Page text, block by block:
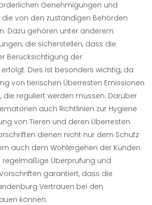
Genehmigungen und
die von den zuständigen Behörden
Dazu gehören unter anderem
die sicherstellen, dass die
Berücksichtigung der
Dies ist besonders wichtig, da
von tierischen Überresten Emissionen
die reguliert werden müssen. Darüber
auch Richtlinien zur Hygiene
von Tieren und deren Überresten
dienen nicht nur dem Schutz
auch dem Wohlergehen der Kunden
regelmäßige Überprüfung und
garantiert, dass die
Vertrauen bei den
können.